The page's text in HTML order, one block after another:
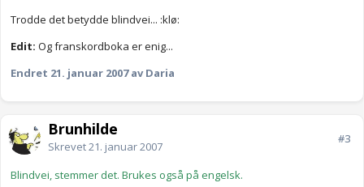
Trodde det betydde blindvei... :klø:
Edit: Og franskordboka er enig...
Endret 21. januar 2007av Daria
Brunhilde
Skrevet21. januar 2007
#3
Blindvei, stemmer det. Brukes også på engelsk.